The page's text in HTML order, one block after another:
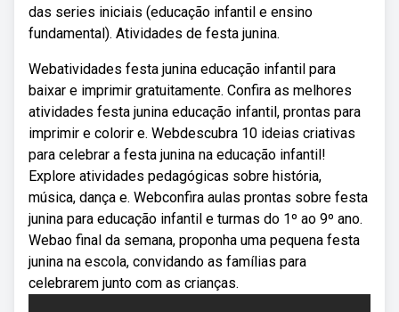
das series iniciais (educação infantil e ensino
fundamental). Atividades de festa junina.
Webatividades festa junina educação infantil para
baixar e imprimir gratuitamente. Confira as melhores
atividades festa junina educação infantil, prontas para
imprimir e colorir e. Webdescubra 10 ideias criativas
para celebrar a festa junina na educação infantil!
Explore atividades pedagógicas sobre história,
música, dança e. Webconfira aulas prontas sobre festa
junina para educação infantil e turmas do 1º ao 9º ano.
Webao final da semana, proponha uma pequena festa
junina na escola, convidando as famílias para
celebrarem junto com as crianças.